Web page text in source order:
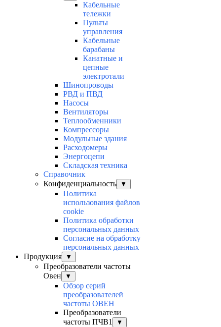
Кабельные
тележки
Пульты
управления
Кабельные
барабаны
Канатные и
цепные
электротали
Шинопроводы
РВД и ПВД
Насосы
Вентиляторы
Теплообменники
Компрессоры
Модульные здания
Расходомеры
Энергоцепи
Складская техника
Справочник
Конфиденциальность
▼
Политика
использования файлов
cookie
Политика обработки
персональных данных
Согласие на обработку
персональных данных
Продукция
▼
Преобразователи частоты
Овен
▼
Обзор серий
преобразователей
частоты ОВЕН
Преобразователи
частоты ПЧВ1
▼